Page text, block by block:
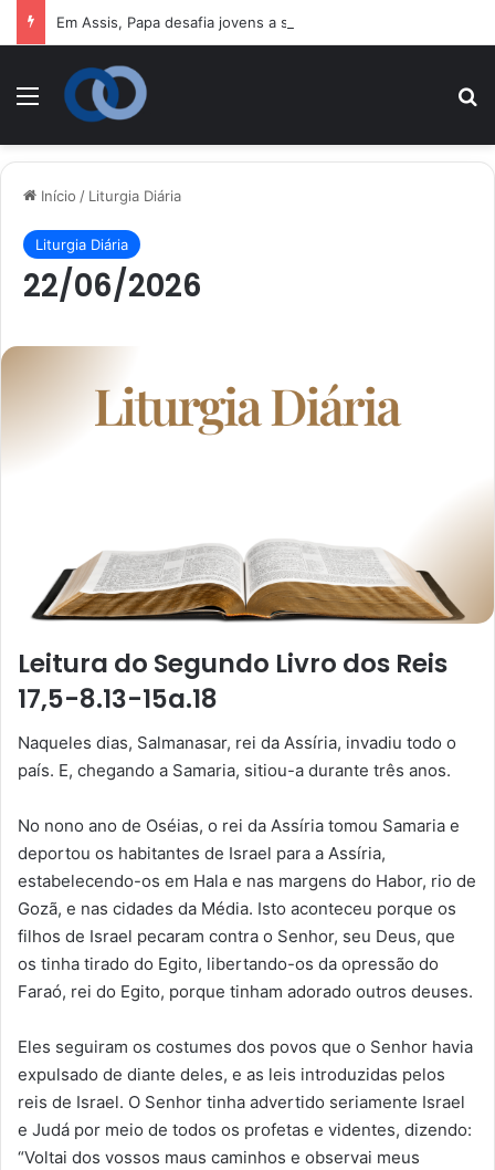
Em Assis, Papa desafia jovens a se tornarem “novos santos”
Menu
Início / Liturgia Diária
Liturgia Diária
22/06/2026
Leitura do Segundo Livro dos Reis
17,5-8.13-15a.18
Naqueles dias, Salmanasar, rei da Assíria, invadiu todo o
país. E, chegando a Samaria, sitiou-a durante três anos.
No nono ano de Oséias, o rei da Assíria tomou Samaria e
deportou os habitantes de Israel para a Assíria,
estabelecendo-os em Hala e nas margens do Habor, rio de
Gozã, e nas cidades da Média. Isto aconteceu porque os
filhos de Israel pecaram contra o Senhor, seu Deus, que
os tinha tirado do Egito, libertando-os da opressão do
Faraó, rei do Egito, porque tinham adorado outros deuses.
Eles seguiram os costumes dos povos que o Senhor havia
expulsado de diante deles, e as leis introduzidas pelos
reis de Israel. O Senhor tinha advertido seriamente Israel
e Judá por meio de todos os profetas e videntes, dizendo:
“Voltai dos vossos maus caminhos e observai meus